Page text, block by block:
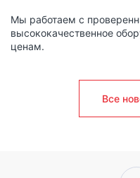
Мы работаем с
высококачественное
ценам.
Все